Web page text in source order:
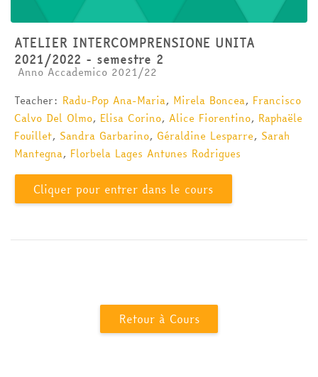
ATELIER INTERCOMPRENSIONE UNITA
2021/2022 - semestre 2
Catégorie de cours
Anno Accademico 2021/22
Teacher: Radu-Pop Ana-Maria, Mirela Boncea, Francisco
Calvo Del Olmo, Elisa Corino, Alice Fiorentino, Raphaële
Fouillet, Sandra Garbarino, Géraldine Lesparre, Sarah
Mantegna, Florbela Lages Antunes Rodrigues
Cliquer pour entrer dans le cours
Retour à Cours